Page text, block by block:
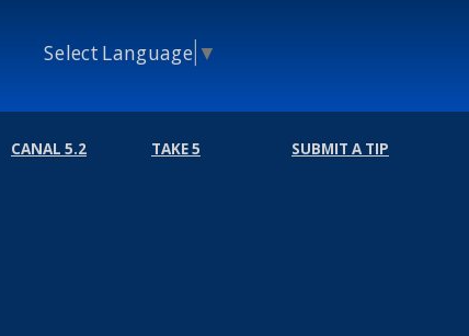
Select Language ▼
CANAL 5.2 TAKE 5 SUBMIT A TIP